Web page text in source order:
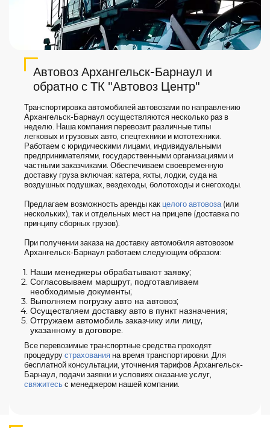
Автовоз Архангельск-Барнаул и
обратно с ТК "Автовоз Центр"
Транспортировка автомобилей автовозами по направлению
Архангельск-Барнаул осуществляются несколько раз в
неделю. Наша компания перевозит различные типы
легковых и грузовых авто, спецтехники и мототехники.
Работаем с юридическими лицами, индивидуальными
предпринимателями, государственными организациями и
частными заказчиками. Обеспечиваем своевременную
доставку груза включая: катера, яхты, лодки, суда на
воздушных подушках, вездеходы, болотоходы и снегоходы.
Предлагаем возможность аренды как целого автовоза(или
нескольких), так и отдельных мест на прицепе (доставка по
принципу сборных грузов).
При получении заказа на доставку автомобиля автовозом
Архангельск-Барнаул работаем следующим образом:
Наши менеджеры обрабатывают заявку;
Согласовываем маршрут, подготавливаем
необходимые документы;
Выполняем погрузку авто на автовоз;
Осуществляем доставку авто в пункт назначения;
Отгружаем автомобиль заказчику или лицу,
указанному в договоре.
Все перевозимые транспортные средства проходят
процедуру страхования на время транспортировки. Для
бесплатной консультации, уточнения тарифов Архангельск-
Барнаул, подачи заявки и условиях оказание услуг,
свяжитесь с менеджером нашей компании.